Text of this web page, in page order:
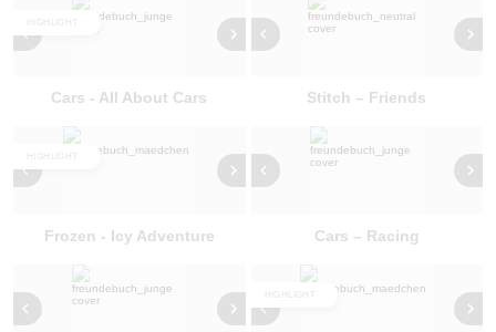
Cars - All About Cars Stitch – Friends
Frozen - Icy Adventure Cars – Racing